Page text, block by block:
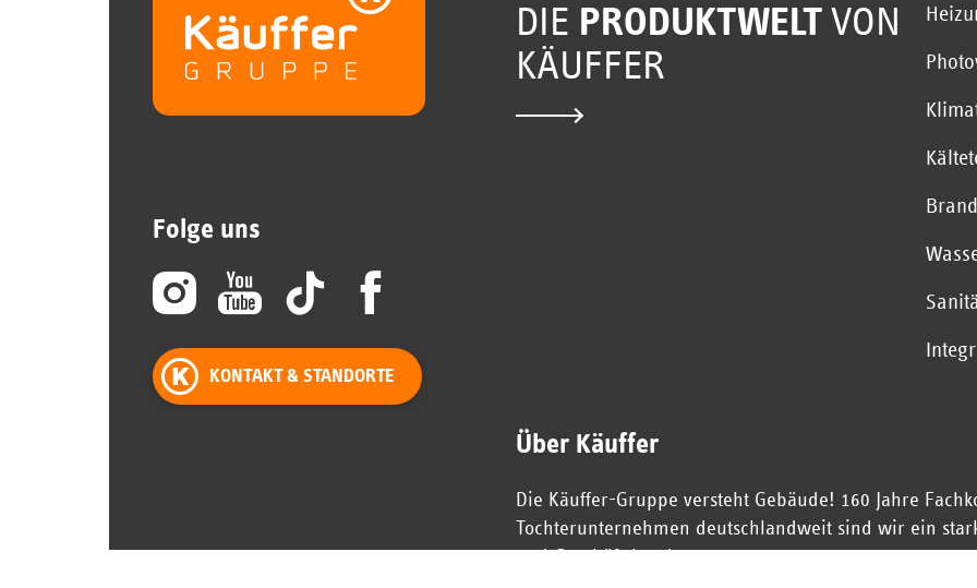
Folge uns
KONTAKT & STANDORTE
DIE PRODUKTWELTVON
KÄUFFER
Über Käuffer
Die Käuffer-Gruppe versteht Gebäude! 160 Jahre
Tochterunternehmen deutschlandweit sind wir ein
und Geschäftskunden.